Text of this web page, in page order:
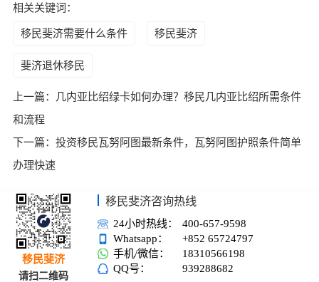
相关关键词：
移民斐济需要什么条件 移民斐济
斐济退休移民
上一篇：
几内亚比绍绿卡如何办理？移民几内亚比绍所需条件
和流程
下一篇： 投资移民瓦努阿图最新条件，瓦努阿图护照条件简单
办理快速
移民斐济
请扫二维码
移民斐济咨询热线
24小时热线：
400-657-9598
Whatsapp：
+852 65724797
手机/微信：
18310566198
QQ号：
939288682